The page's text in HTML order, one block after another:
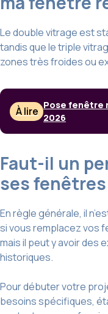
Le double vitrage est
tandis que le triple
zones très froides ou
À lire Pose fenêtre
2026
Faut-il un
ses fenêtres
En règle générale, il
si vous remplacez vos
mais il peut y avoir des
historiques.
Pour débuter votre
besoins spécifiques,